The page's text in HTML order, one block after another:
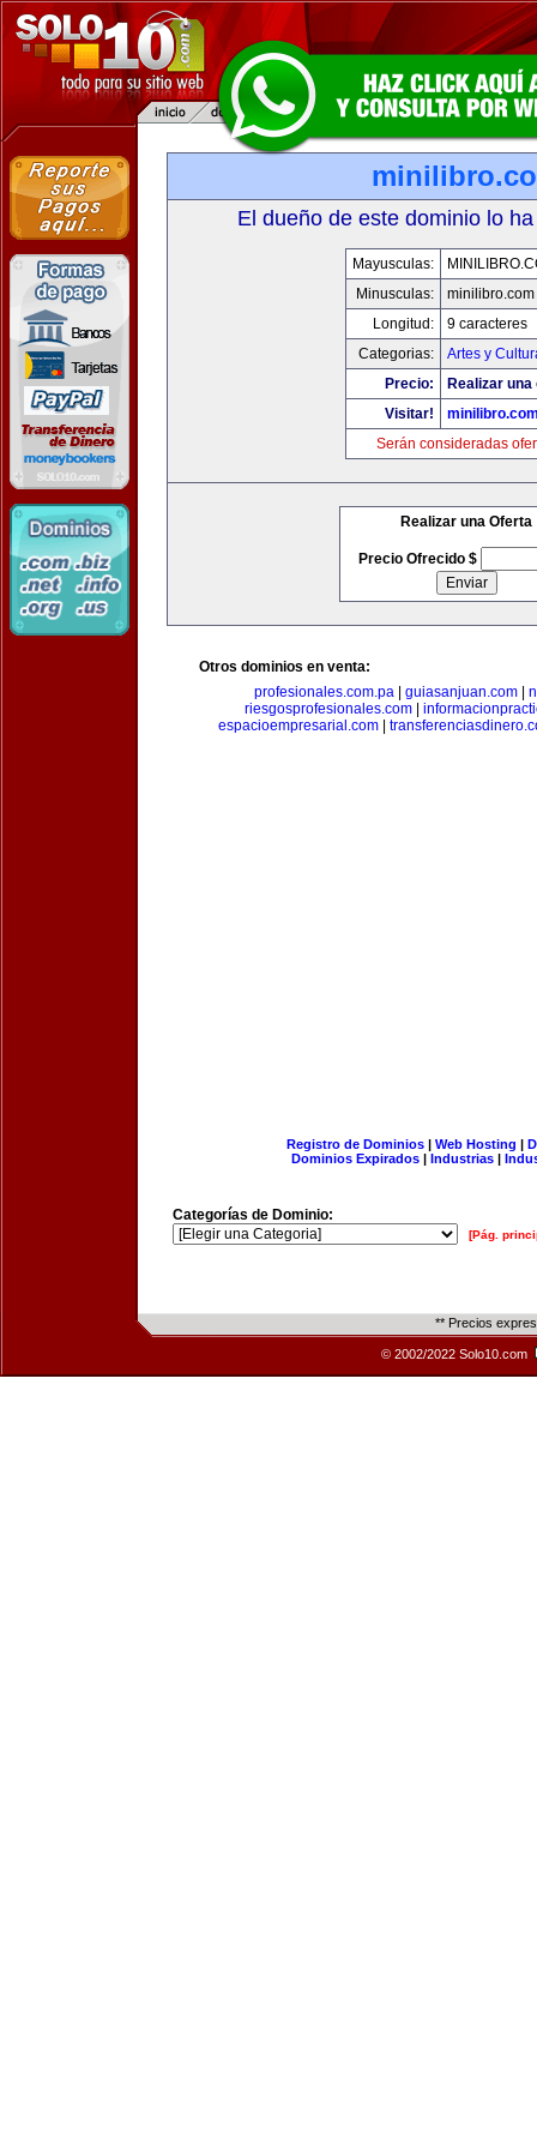
El dueño de este dominio lo
Mayusculas:
Minusculas:
minilibro.com
Longitud:
9 caracteres
Categorias:
Artes y
Precio:
Realizar
Visitar!
Serán consideradas
Realizar una Oferta
Precio Ofrecido $
Otros dominios en venta:
profesionales.com.pa
guiasanjuan.com
riesgosprofesionales.com
espacioempresarial.com
Registro de Dominios| Web Hosting |
Dominios Expirados | Industrias |
Categorías de Dominio:
[Pág.
** Precios
© 2002/2022 Solo10.com